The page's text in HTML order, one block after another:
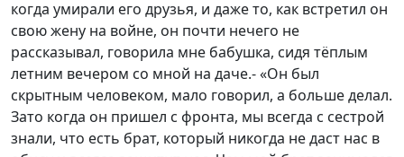
когда умирали его друзья, и даже то, как встретил он
свою жену на войне, он почти нечего не
рассказывал, говорила мне бабушка, сидя тёплым
летним вечером со мной на даче.- «Он был
скрытным человеком, мало говорил, а больше делал.
Зато когда он пришел с фронта, мы всегда с сестрой
знали, что есть брат, который никогда не даст нас в